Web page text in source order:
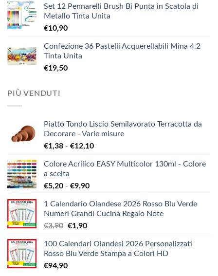
Set 12 Pennarelli Brush Bi Punta in Scatola di
Metallo Tinta Unita
€10,90
Confezione 36 Pastelli Acquerellabili Mina 4.2
Tinta Unita
€19,50
PIÙ VENDUTI
Piatto Tondo Liscio Semilavorato Terracotta da
Decorare - Varie misure
€1,38 - €12,10Fascia
prezzo:
€12,10
Colore Acrilico EASY Multicolor 130ml - Colore
a scelta
€5,20 - €9,90Fascia
prezzo:
da
€9,90
1 Calendario Olandese 2026 Rosso Blu Verde
Numeri Grandi Cucina Regalo Note
€3,90 Il
originale
era:
€3,90.
€1,90Il
attuale
è:
100 Calendari Olandesi 2026 Personalizzati
Rosso Blu Verde Stampa a Colori HD
€94,90